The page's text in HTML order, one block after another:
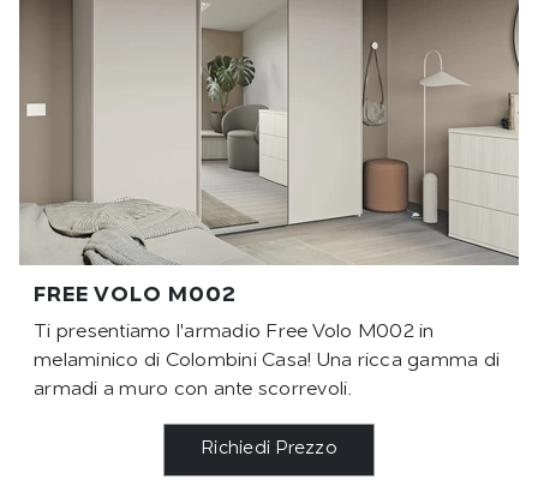
FREE VOLO M002
Ti presentiamo l'armadio Free Volo M002 in
melaminico di Colombini Casa! Una ricca gamma di
armadi a muro con ante scorrevoli.
Richiedi Prezzo